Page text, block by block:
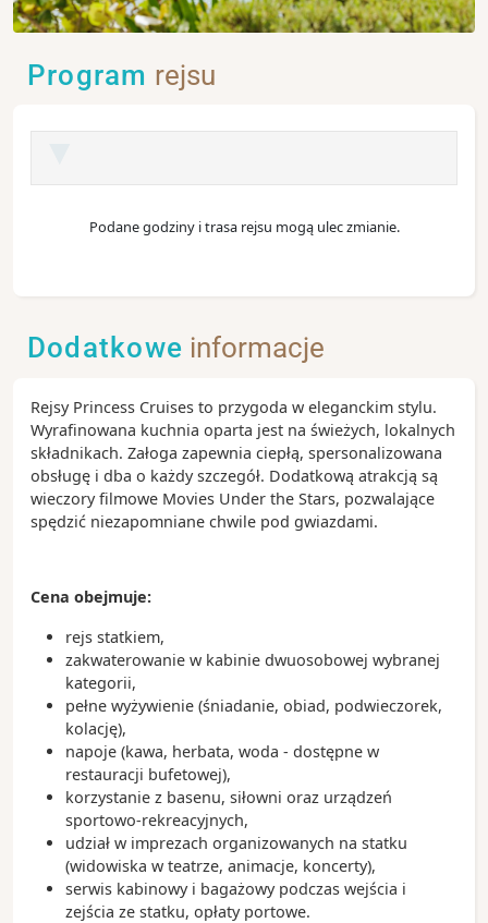
Program rejsu
Podane godziny i trasa rejsu mogą ulec zmianie.
Dodatkowe informacje
Rejsy Princess Cruises to przygoda w eleganckim stylu.
Wyrafinowana kuchnia oparta jest na świeżych, lokalnych
składnikach. Załoga zapewnia ciepłą, spersonalizowana
obsługę i dba o każdy szczegół. Dodatkową atrakcją są
wieczory filmowe Movies Under the Stars, pozwalające
spędzić niezapomniane chwile pod gwiazdami.
Cena obejmuje:
rejs statkiem,
zakwaterowanie w kabinie dwuosobowej wybranej
kategorii,
pełne wyżywienie (śniadanie, obiad, podwieczorek,
kolację),
napoje (kawa, herbata, woda - dostępne w
restauracji bufetowej),
korzystanie z basenu, siłowni oraz urządzeń
sportowo-rekreacyjnych,
udział w imprezach organizowanych na statku
(widowiska w teatrze, animacje, koncerty),
serwis kabinowy i bagażowy podczas wejścia i
zejścia ze statku, opłaty portowe.